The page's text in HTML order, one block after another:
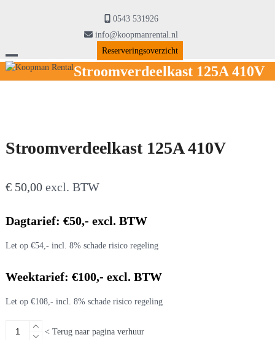
0543 531926
info@koopmanrental.nl
Reserveringsoverzicht
Open
Close
Stroomverdeelkast 125A 410V
Stroomverdeelkast 125A 410V
€50,00excl. BTW
Dagtarief: €50,- excl. BTW
Let op €54,- incl. 8% schade risico regeling
Weektarief: €100,- excl. BTW
Let op €108,- incl. 8% schade risico regeling
Stroomverdeelkast
< Terug naar pagina verhuur